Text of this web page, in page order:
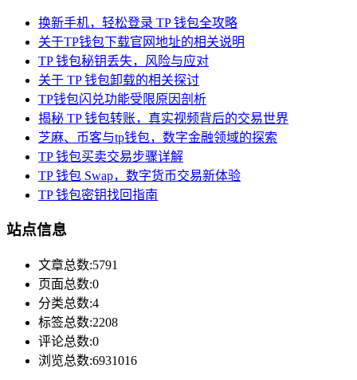
换新手机，轻松登录 TP 钱包全攻略
关于TP钱包下载官网地址的相关说明
TP 钱包秘钥丢失，风险与应对
关于 TP 钱包卸载的相关探讨
TP钱包闪兑功能受限原因剖析
揭秘 TP 钱包转账，真实视频背后的交易世界
芝麻、币客与tp钱包，数字金融领域的探索
TP 钱包买卖交易步骤详解
TP 钱包 Swap，数字货币交易新体验
TP 钱包密钥找回指南
站点信息
文章总数:5791
页面总数:0
分类总数:4
标签总数:2208
评论总数:0
浏览总数:6931016